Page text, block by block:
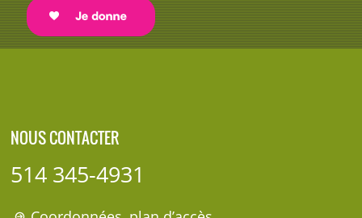
NOUS CONTACTER
514 345-4931